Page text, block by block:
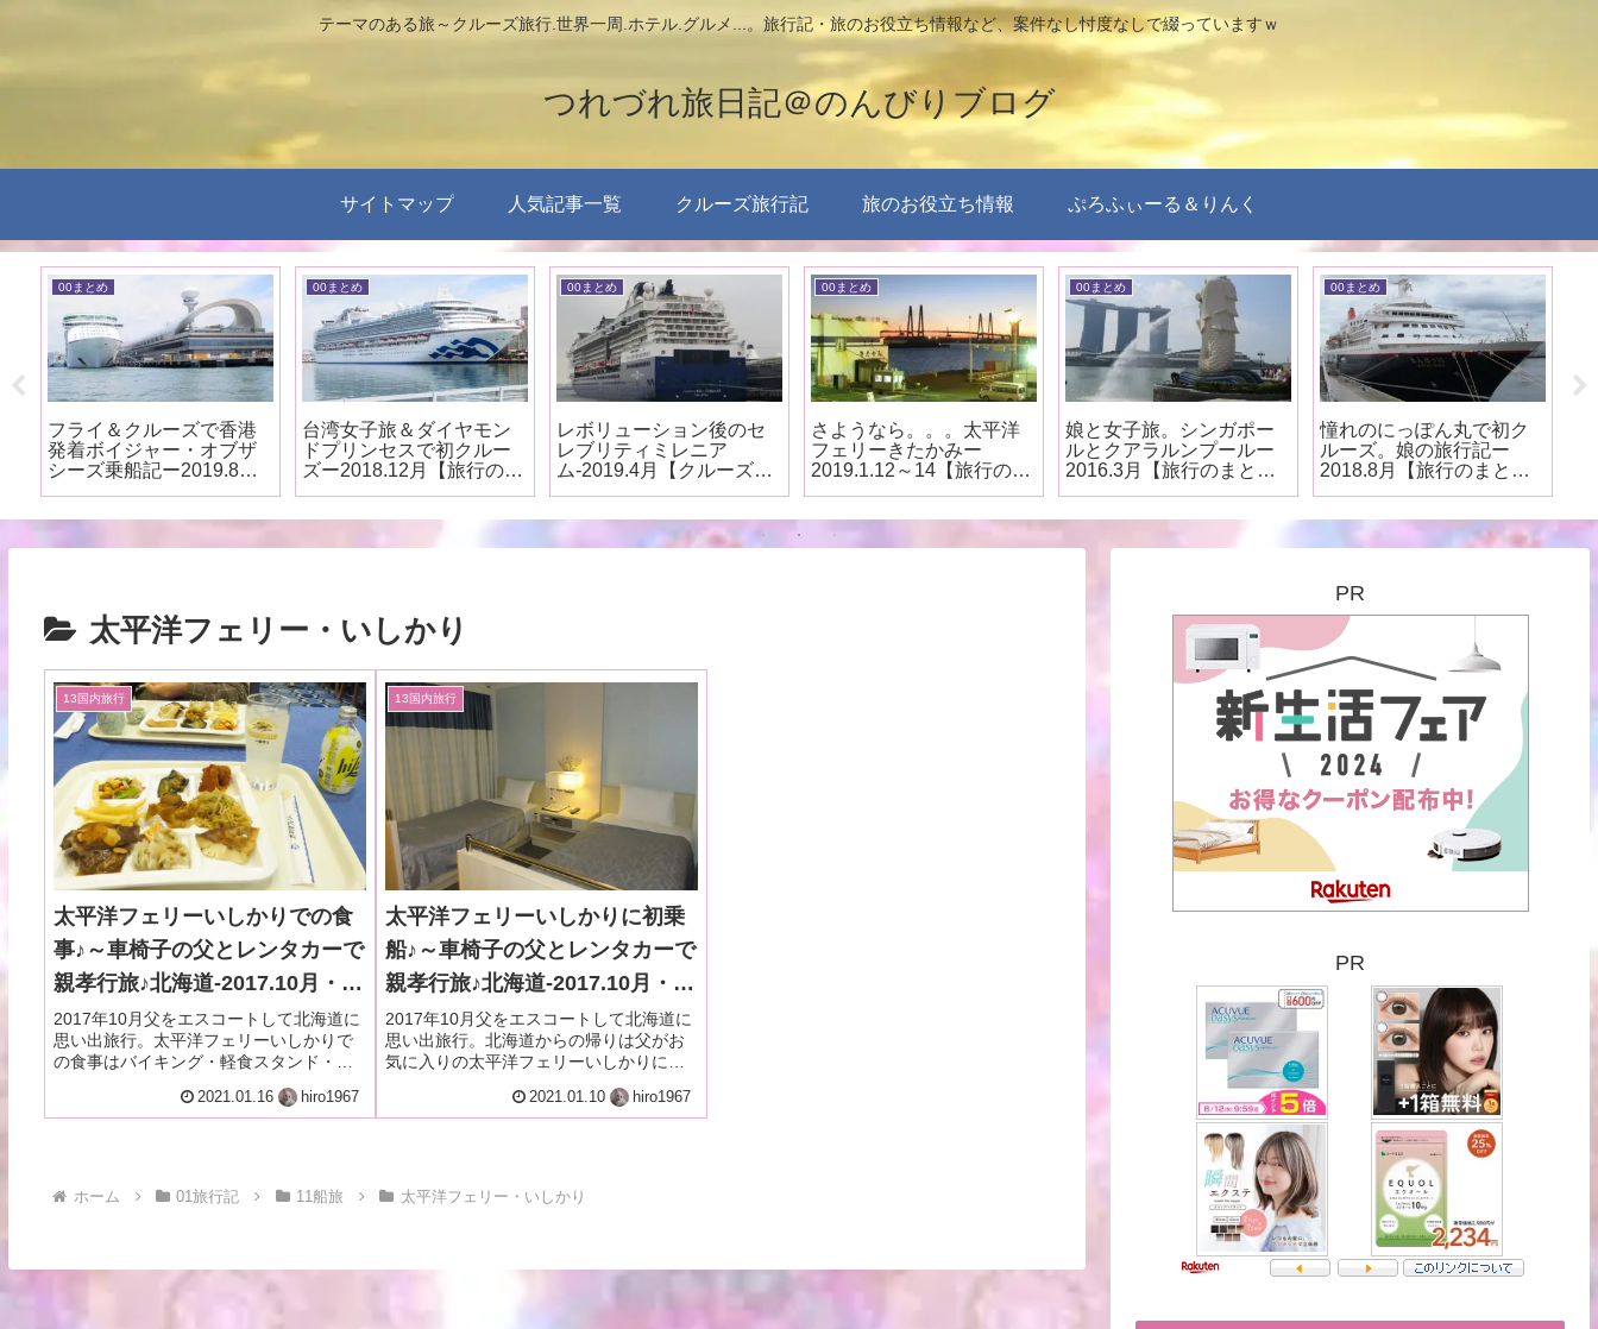
テーマのある旅～クルーズ旅行.世界一周.ホテル.グルメ...。旅行記・旅のお役立ち情報など、案件なし忖度なしで綴っていますｗ
つれづれ旅日記＠のんびりブログ
サイトマップ 人気記事一覧 クルーズ旅行記 旅のお役立ち情報 ぷろふぃーる＆りんく
00まとめ
フライ＆クルーズで香港
発着ボイジャー・オブザ
シーズ乗船記ー2019.8月
00まとめ
台湾女子旅＆ダイヤモン
ドプリンセスで初クルー
ズー2018.12月【旅行のま
00まとめ
レボリューション後のセ
レブリティミレニア
ム-2019.4月【クルーズ船
00まとめ
さようなら。。。太平洋
フェリーきたかみー
2019.1.12～14【旅行のま
00まとめ
娘と女子旅。シンガポー
ルとクアラルンプールー
2016.3月【旅行のまと
00まとめ
憧れのにっぽん丸で初ク
ルーズ。娘の旅行記ー
2018.8月【旅行のまと
太平洋フェリー・いしかり
13国内旅行
太平洋フェリーいしかりでの食
事♪～車椅子の父とレンタカーで
親孝行旅♪北海道-2017.10月・本
編-18
2017年10月父をエスコートして北海道に
思い出旅行。太平洋フェリーいしかりで
の食事はバイキング・軽食スタンド・売
が、今回は夜朝共に船内レストラン「サ
2021.01.16 hiro1967
13国内旅行
太平洋フェリーいしかりに初乗
船♪～車椅子の父とレンタカーで
親孝行旅♪北海道-2017.10月・本
編-17
2017年10月父をエスコートして北海道に
思い出旅行。北海道からの帰りは父がお
気に入りの太平洋フェリーいしかりに乗
船のいしかり。車椅子での利用だったの
2021.01.10 hiro1967
ホーム 01旅行記 11船旅 太平洋フェリー・いしかり
PR
PR